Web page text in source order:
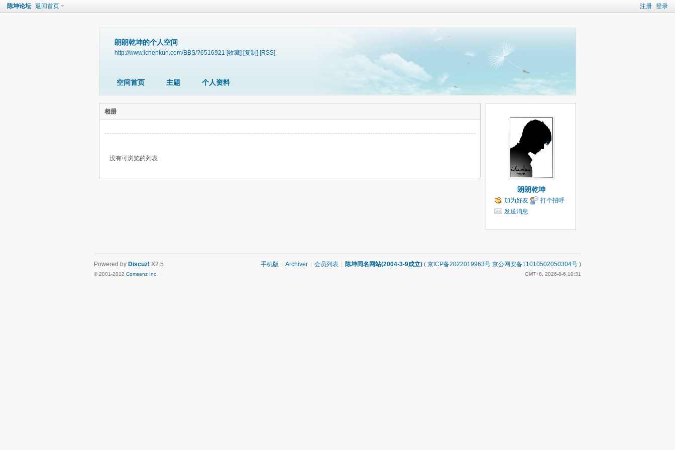
注册 登录
陈坤论坛 返回首页
朗朗乾坤的个人空间
http://www.ichenkun.com/BBS/?6516921 [收藏] [复制] [RSS]
空间首页 主题 个人资料
相册
没有可浏览的列表
朗朗乾坤
加为好友
打个招呼
发送消息
手机版 Archiver 会员列表 陈坤同名网站(2004-3-9成立) ( 京ICP备2022019963号 京公网安备11010502050304号 )
GMT+8, 2026-8-6 10:31
Powered by Discuz! X2.5
© 2001-2012 Comsenz Inc.